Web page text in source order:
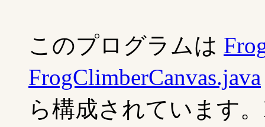
このプログラムは
FrogClimberCanvas.java
ら構成されています